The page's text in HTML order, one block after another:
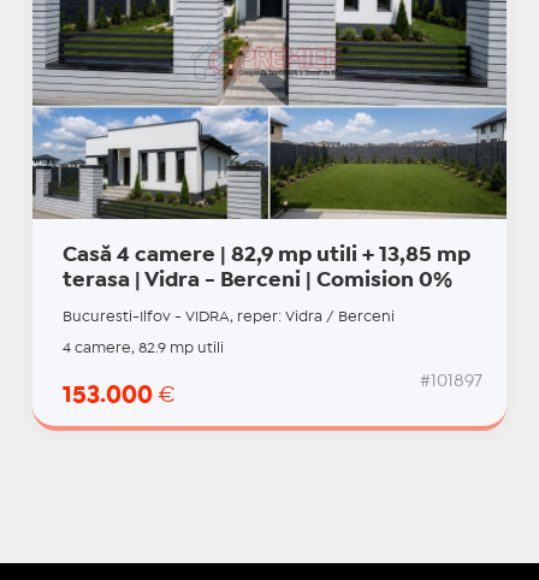
Casă 4 camere | 82,9 mp utili + 13,85 mp
terasa | Vidra - Berceni | Comision 0%
Bucuresti-Ilfov - VIDRA, reper: Vidra / Berceni
4 camere, 82.9 mp utili
153.000 €
#101897